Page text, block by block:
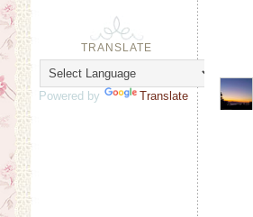
TRANSLATE
Powered by Translate